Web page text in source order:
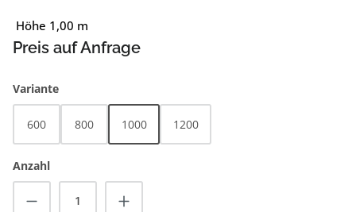
Höhe 1,00 m
Preis auf Anfrage
Varianteauswählen
600 800 1000 1200
Anzahl
Produkt Anzahl: Gib den gewünschten